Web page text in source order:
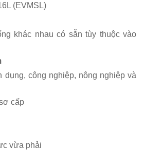
(EVMSL)
khác nhau có sẵn tùy thuộc vào
dụng, công nghiệp, nông nghiệp và
cấp
vừa phải